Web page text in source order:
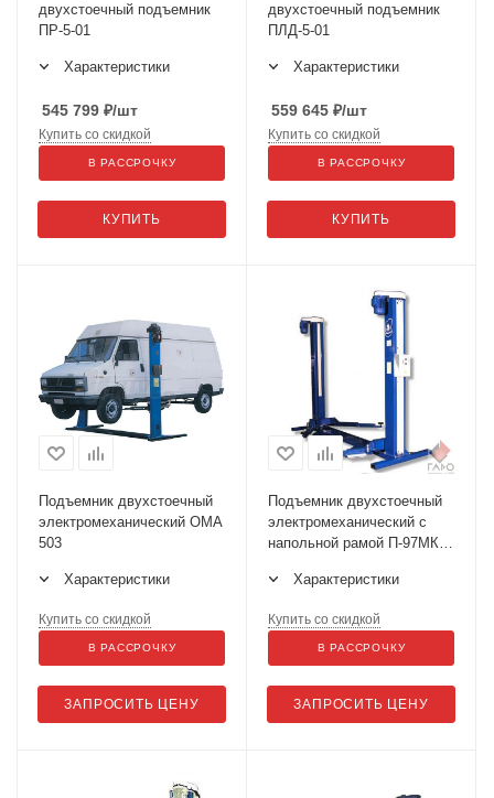
двухстоечный подъемник
ПР-5-01
Характеристики
545 799 ₽/шт
КУПИТЬ
Купить со скидкой
В РАССРОЧКУ
двухстоечный подъемник
ПЛД-5-01
Характеристики
559 645 ₽/шт
КУПИТЬ
Купить со скидкой
В РАССРОЧКУ
Подъемник двухстоечный
электромеханический ОМА
503
Характеристики
ЗАПРОСИТЬ ЦЕНУ
Купить со скидкой
В РАССРОЧКУ
Подъемник двухстоечный
электромеханический с
напольной рамой П-97МК
Характеристики
ЗАПРОСИТЬ ЦЕНУ
Купить со скидкой
В РАССРОЧКУ